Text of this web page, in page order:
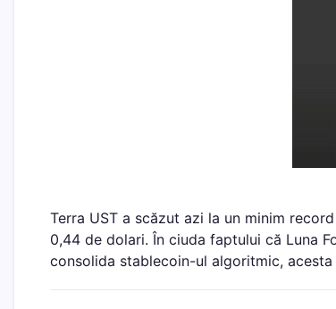
Terra UST a scăzut azi la un minim
0,44 de dolari. În ciuda faptului că Luna
consolida stablecoin-ul algoritmic,